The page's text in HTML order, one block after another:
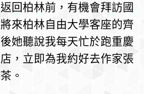
回柏林前，有機會拜訪國
來柏林自由大學客座的齊
她聽說我每天忙於跑重慶
，立即為我約好去作家張
。